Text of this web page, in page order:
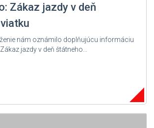
Zákaz jazdy v deň
nám oznámilo doplňujúcu informáciu
jazdy v deň štátneho...